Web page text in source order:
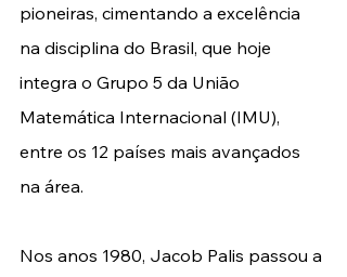
pioneiras, cimentando a excelência
na disciplina do Brasil, que hoje
integra o Grupo 5 da União
Matemática Internacional (IMU),
entre os 12 países mais avançados
na área.
Nos anos 1980, Jacob Palis passou a